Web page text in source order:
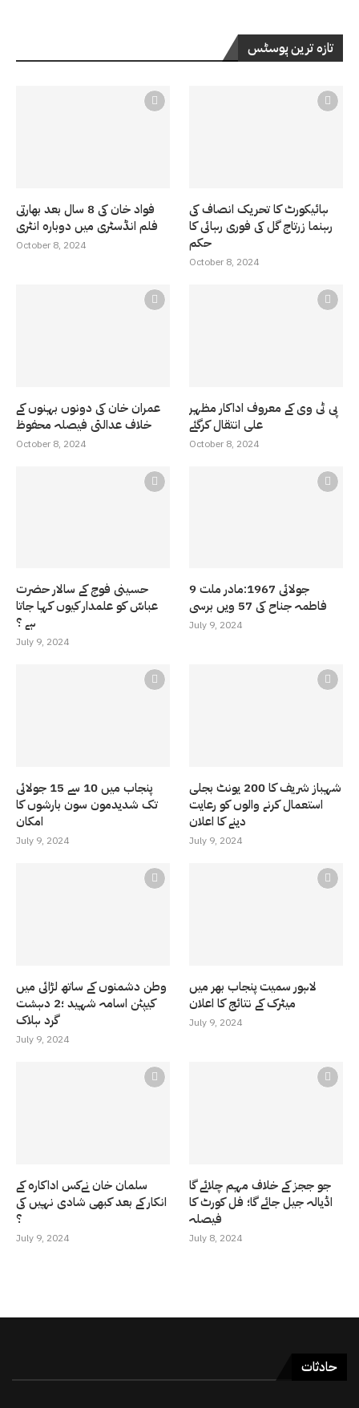
تازہ ترین پوسٹس
فواد خان کی 8 سال بعد بھارتی
فلم انڈسٹری میں دوبارہ انٹری
October 8, 2024
ہائیکورٹ کا تحریک انصاف کی
رہنما زرتاج گل کی فوری رہائی کا
حکم
October 8, 2024
عمران خان کی دونوں بہنوں کے
خلاف عدالتی فیصلہ محفوظ
October 8, 2024
پی ٹی وی کے معروف اداکار مظہر
علی انتقال کرگئے
October 8, 2024
حسینی فوج کے سالار حضرت
عباسّ کو علمدار کیوں کہا جاتا
ہے ؟
July 9, 2024
9 جولائی 1967:مادر ملت
فاطمہ جناح کی 57 ویں برسی
July 9, 2024
پنجاب میں 10 سے 15 جولائی
تک شدیدمون سون بارشوں کا
امکان
July 9, 2024
شہباز شریف کا 200 یونٹ بجلی
استعمال کرنے والوں کو رعایت
دینے کا اعلان
July 9, 2024
وطن دشمنوں کے ساتھ لڑائی میں
کیپٹن اسامہ شہید ؛2 دہشت
گرد ہلاک
July 9, 2024
لاہور سمیت پنجاب بھر میں
میٹرک کے نتائج کا اعلان
July 9, 2024
سلمان خان نےکس اداکارہ کے
انکار کے بعد کبھی شادی نہیں کی
؟
July 9, 2024
جو ججز کے خلاف مہم چلائے گا
اڈیالہ جیل جائے گا؛ فل کورٹ کا
فیصلہ
July 8, 2024
حادثات